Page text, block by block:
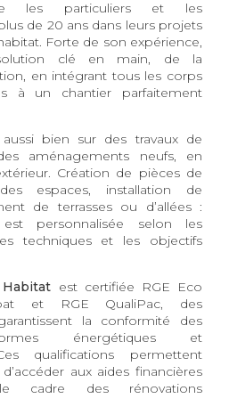
les particuliers et les
de 20 ans dans leurs projets
Forte de son expérience,
clé en main, de la
en intégrant tous les corps
à un chantier parfaitement
aussi bien sur des travaux de
aménagements neufs, en
Création de pièces de
espaces, installation de
de terrasses ou d’allées :
personnalisée selon les
techniques et les objectifs
est certifiée RGE Eco
et RGE QualiPac, des
la conformité des
énergétiques et
qualifications permettent
aux aides financières
cadre des rénovations